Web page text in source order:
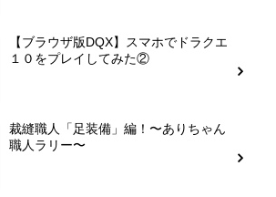
【ブラウザ版DQX】スマホでドラクエ
１０をプレイしてみた②
裁縫職人「足装備」編！〜ありちゃん
職人ラリー〜